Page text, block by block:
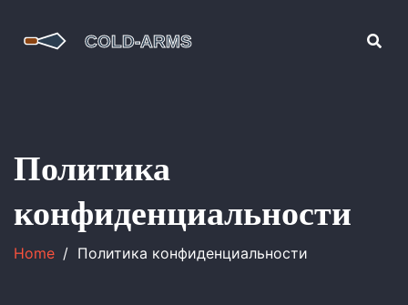
Политика
конфиденциальности
Home Политика конфиденциальности